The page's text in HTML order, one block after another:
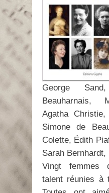
George
Beauharnais,
Agatha
Simone de
Colette, Édith
Sarah
Vingt femmes
talent réunies à